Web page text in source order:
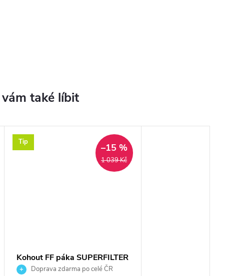
Tip
1 039 Kč
–15 %
Kohout FF páka SUPERFILTER
BALL pro topení 1"/PN30
Doprava zdarma po celé ČR